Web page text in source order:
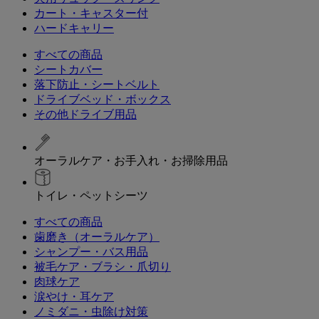
カート・キャスター付
ハードキャリー
すべての商品
シートカバー
落下防止・シートベルト
ドライブベッド・ボックス
その他ドライブ用品
オーラルケア・お手入れ・お掃除用品
トイレ・ペットシーツ
すべての商品
歯磨き（オーラルケア）
シャンプー・バス用品
被毛ケア・ブラシ・爪切り
肉球ケア
涙やけ・耳ケア
ノミダニ・虫除け対策